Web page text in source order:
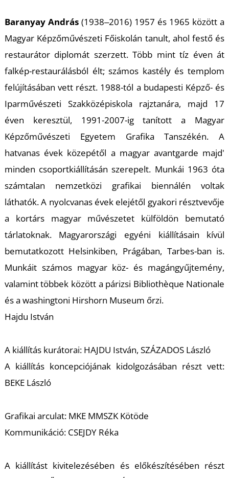
Baranyay András(1938‒2016) 1957 és 1965 között a
Magyar Képzőművészeti Főiskolán tanult, ahol festő és
restaurátor diplomát szerzett. Több mint tíz éven át
falkép-restaurálásból élt; számos kastély és templom
felújításában vett részt. 1988-tól a budapesti Képző- és
Iparművészeti Szakközépiskola rajztanára, majd 17
éven keresztül, 1991-2007-ig tanított a Magyar
Képzőművészeti Egyetem Grafika Tanszékén. A
hatvanas évek közepétől a magyar avantgarde majd'
minden csoportkiállításán szerepelt. Munkái 1963 óta
számtalan nemzetközi grafikai biennálén voltak
láthatók. A nyolcvanas évek elejétől gyakori résztvevője
a kortárs magyar művészetet külföldön bemutató
tárlatoknak. Magyarországi egyéni kiállításain kívül
bemutatkozott Helsinkiben, Prágában, Tarbes-ban is.
Munkáit számos magyar köz- és magángyűjtemény,
valamint többek között a párizsi Bibliothèque Nationale
és a washingtoni Hirshorn Museum őrzi.
Hajdu István
A kiállítás kurátorai: HAJDU István, SZÁZADOS László
A kiállítás koncepciójának kidolgozásában részt vett:
BEKE László
Grafikai arculat: MKE MMSZK Kötöde
Kommunikáció: CSEJDY Réka
A kiállítást kivitelezésében és előkészítésében részt